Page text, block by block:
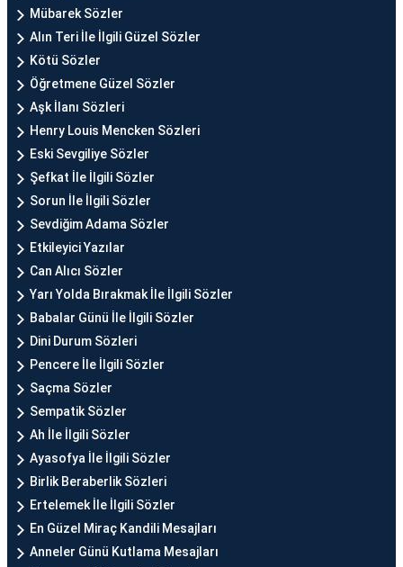
Mübarek Sözler
Alın Teri İle İlgili Güzel Sözler
Kötü Sözler
Öğretmene Güzel Sözler
Aşk İlanı Sözleri
Henry Louis Mencken Sözleri
Eski Sevgiliye Sözler
Şefkat İle İlgili Sözler
Sorun İle İlgili Sözler
Sevdiğim Adama Sözler
Etkileyici Yazılar
Can Alıcı Sözler
Yarı Yolda Bırakmak İle İlgili Sözler
Babalar Günü İle İlgili Sözler
Dini Durum Sözleri
Pencere İle İlgili Sözler
Saçma Sözler
Sempatik Sözler
Ah İle İlgili Sözler
Ayasofya İle İlgili Sözler
Birlik Beraberlik Sözleri
Ertelemek İle İlgili Sözler
En Güzel Miraç Kandili Mesajları
Anneler Günü Kutlama Mesajları